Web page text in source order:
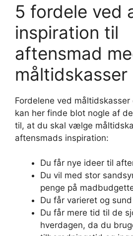
5 fordele ved
inspiration til
aftensmad
måltidskasser
Fordelene ved
kan her finde blot nogle af
til, at du skal vælge
aftensmads inspiration:
Du får nye ideer til
Du vil med stor
penge på
Du får varieret og
Du får mere tid til de
hverdagen, da du